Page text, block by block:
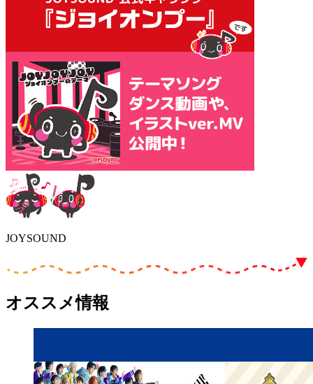
JOYSOUND
オススメ情報